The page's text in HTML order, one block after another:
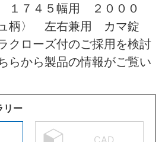
７４５幅用 ２０００
柄〉 左右兼用 カマ錠
ローズ付のご採用を検討
らから製品の情報がご覧い
リー